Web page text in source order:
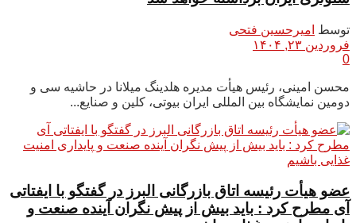
توسط امیرحسین فتحی
فروردین ۲۳, ۱۴۰۴
0
محسن امینی، رئیس هیأت مدیره هلدینگ میلانا در حاشیه سی و
دومین نمایشگاه بین المللی ایران بیوتی، کلین و صنایع...
عضو هیأت رئیسه اتاق بازرگانی البرز در گفتگو با ایفتاتی
آی مطرح کرد : باید بیش از پیش نگران آینده صنعت و